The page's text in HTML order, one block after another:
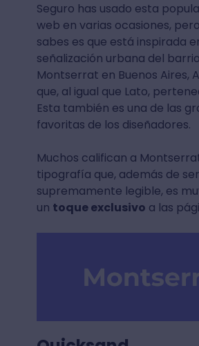
Seguro has usado esta
web en varias ocasiones,
sabes es que está inspirada
señalización urbana del
Montserrat en Buenos Aires,
que, al igual que Lato,
Esta también es una de las
favoritas de los diseñadores.
Muchos califican a
tipografía que, además de ser
supremamente legible, es
un toque exclusivo a las